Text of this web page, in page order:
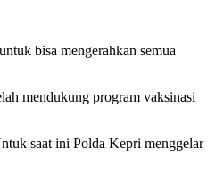
bisa mengerahkan semua
mendukung program vaksinasi
saat ini Polda Kepri menggelar